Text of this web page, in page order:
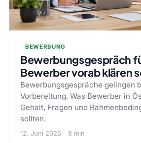
BEWERBUNG
Bewerbungsgespräch
Bewerber vorab klären
Bewerbungsgespräche gelingen
Vorbereitung. Was Bewerber in
Gehalt, Fragen und
sollten.
12. Juni 2026 8 min